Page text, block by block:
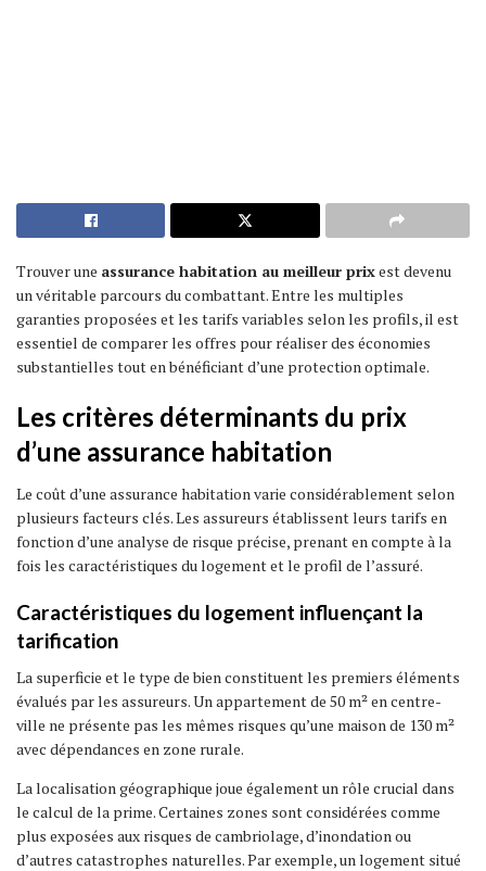
Trouver une assurance habitation au meilleur prixest devenu
un véritable parcours du combattant. Entre les multiples
garanties proposées et les tarifs variables selon les profils, il est
essentiel de comparer les offres pour réaliser des économies
substantielles tout en bénéficiant d’une protection optimale.
Les critères déterminants du prix
d’une assurance habitation
Le coût d’une assurance habitation varie considérablement selon
plusieurs facteurs clés. Les assureurs établissent leurs tarifs en
fonction d’une analyse de risque précise, prenant en compte à la
fois les caractéristiques du logement et le profil de l’assuré.
Caractéristiques du logement influençant la
tarification
La superficie et le type de bien constituent les premiers éléments
évalués par les assureurs. Un appartement de 50 m² en centre-
ville ne présente pas les mêmes risques qu’une maison de 130 m²
avec dépendances en zone rurale.
La localisation géographique joue également un rôle crucial dans
le calcul de la prime. Certaines zones sont considérées comme
plus exposées aux risques de cambriolage, d’inondation ou
d’autres catastrophes naturelles. Par exemple, un logement situé